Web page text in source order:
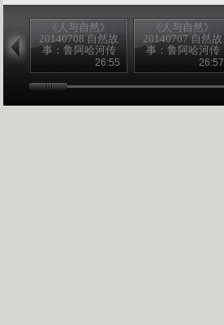
《人与自然》
20140708 自然故
事：鲁阿哈河传
奇（下）26:55
《人与自然》
20140707 自然故
事：鲁阿哈河传
奇（上）26:57